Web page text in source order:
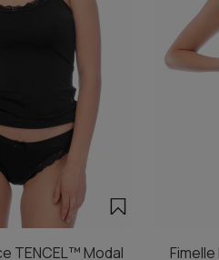
TENCEL™ Modal